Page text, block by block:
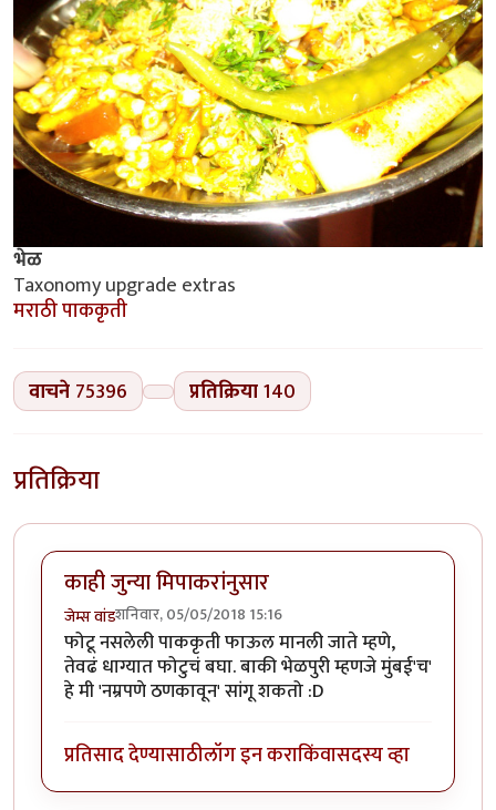
भेळ
Taxonomy upgrade extras
मराठी पाककृती
वाचने 75396 प्रतिक्रिया140
प्रतिक्रिया
काही जुन्या मिपाकरांनुसार
जेम्स वांडशनिवार, 05/05/2018 15:16
फोटू नसलेली पाककृती फाऊल मानली जाते म्हणे,
तेवढं धाग्यात फोटुचं बघा. बाकी भेळपुरी म्हणजे मुंबई'च'
हे मी 'नम्रपणे ठणकावून' सांगू शकतो :D
प्रतिसाद देण्यासाठीलॉग इन कराकिंवासदस्य व्हा